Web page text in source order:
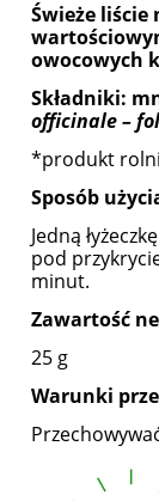
Świeże liście
owocowych
Składniki:
officinale –
*produkt
Sposób
Jedną
pod
minut.
Zawartość
25 g
Warunki